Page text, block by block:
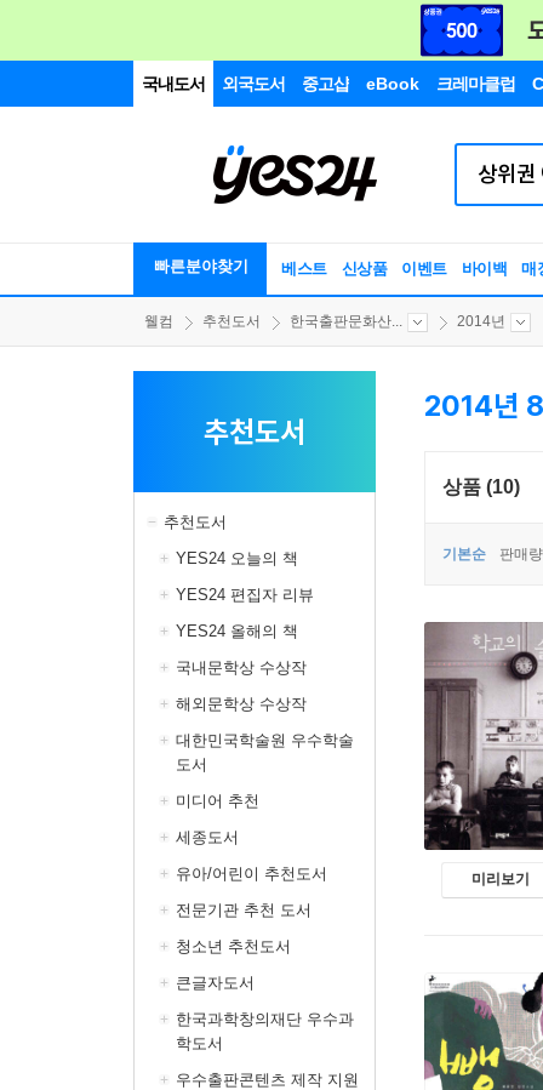
국내도서 외국도서 중고샵 eBook 크레마클럽
빠른분야찾기 베스트 신상품 이벤트 바이백 매
웰컴 추천도서 한국출판문화산... 2014년
추천도서
추천도서
YES24 오늘의 책
YES24 편집자 리뷰
YES24 올해의 책
국내문학상 수상작
해외문학상 수상작
대한민국학술원 우수학술
도서
미디어 추천
세종도서
유아/어린이 추천도서
전문기관 추천 도서
청소년 추천도서
큰글자도서
한국과학창의재단 우수과
학도서
우수출판콘텐츠 제작 지원
2014년
상품 (10)
기본순 판매
미리보기